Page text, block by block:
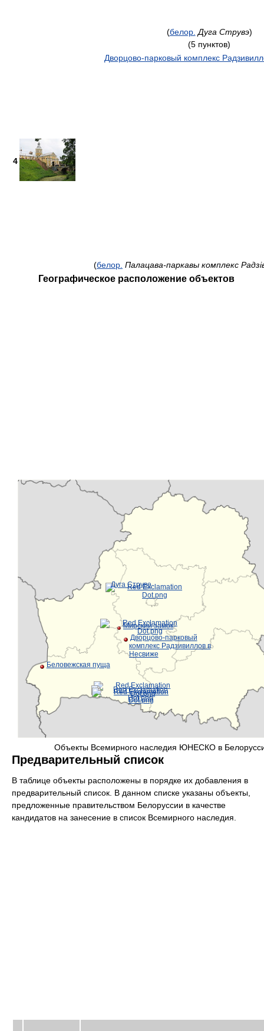
(белор. Дуга Струвэ)
(5 пунктов)
4
Дворцово-парковый комплекс
(белор. Палацава-паркавы комплекс
Географическое расположение объектов
Беловежская пуща
Мирский замок
Дуга Струве
Дворцово-парковый
комплекс Радзивиллов в
Несвиже
Объекты Всемирного наследия ЮНЕСКО в
Предварительный список
В таблице объекты расположены в порядке их добавления в
предварительный список. В данном списке указаны объекты,
предложенные правительством Белоруссии в качестве
кандидатов на занесение в список Всемирного наследия.